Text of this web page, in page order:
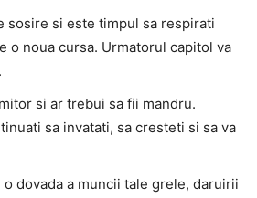
sosire si este timpul sa respirati
o noua cursa. Urmatorul capitol va
si ar trebui sa fii mandru.
sa invatati, sa cresteti si sa va
dovada a muncii tale grele, daruirii